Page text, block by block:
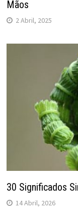
Mãos
2 Abril, 2025
30 Significados
14 Abril, 2026